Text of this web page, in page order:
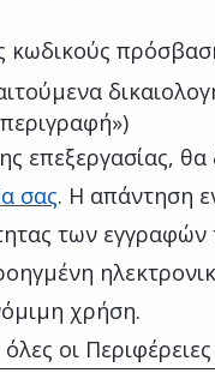
κωδικούς
επεξεργασίας, θα
σας. Η απάντηση
των
χρήση.
οι